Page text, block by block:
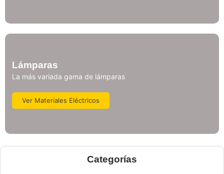
Lámparas
La más variada gama de lámparas
Ver Materiales Eléctricos
Categorías